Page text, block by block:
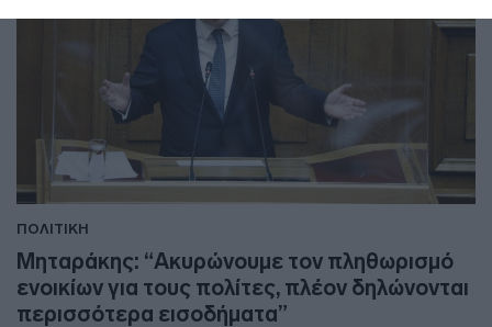
ΠΟΛΙΤΙΚΗ
Μηταράκης: “Ακυρώνουμε τον πληθωρισμό
ενοικίων για τους πολίτες, πλέον δηλώνονται
περισσότερα εισοδήματα”